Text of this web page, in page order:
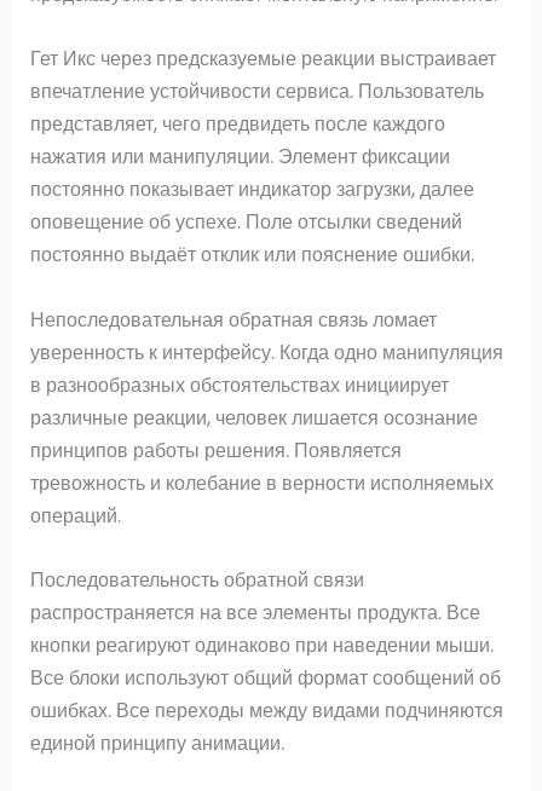
Гет Икс через предсказуемые реакции выстраивает
впечатление устойчивости сервиса. Пользователь
представляет, чего предвидеть после каждого
нажатия или манипуляции. Элемент фиксации
постоянно показывает индикатор загрузки, далее
оповещение об успехе. Поле отсылки сведений
постоянно выдаёт отклик или пояснение ошибки.
Непоследовательная обратная связь ломает
уверенность к интерфейсу. Когда одно манипуляция
в разнообразных обстоятельствах инициирует
различные реакции, человек лишается осознание
принципов работы решения. Появляется
тревожность и колебание в верности исполняемых
операций.
Последовательность обратной связи
распространяется на все элементы продукта. Все
кнопки реагируют одинаково при наведении мыши.
Все блоки используют общий формат сообщений об
ошибках. Все переходы между видами подчиняются
единой принципу анимации.